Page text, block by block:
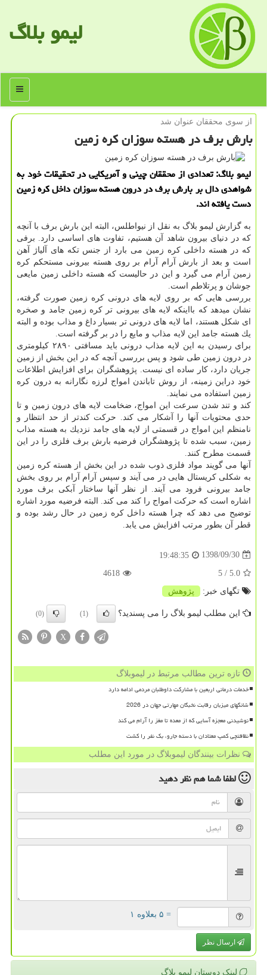
لیمو بلاگ
منو
از سوی محققان عنوان شد
بارش برف در هسته سوزان كره زمین
لیمو بلاگ: تعدادی از محققان چینی و آمریكایی در تحقیقات خود به
شواهدی دال بر بارش برف در درون هسته سوزان داخل كره زمین
دست یافته اند.
به گزارش لیمو بلاگ به نقل از نیواطلس، البته این بارش برف با آنچه
كه در دنیای بیرون شاهد آن هستیم، تفاوت های اساسی دارد. برفی
كه در هسته داخلی كره زمین می بارد از جنس تكه های آلیاژ آهن
است و بعد از بارش آرام آرام بر روی هسته بیرونی مستحكم كره
زمین آرام می گیرد و این در حالیست كه هسته داخلی زمین مایعی
جوشان و پرتلاطم است.
بررسی هایی كه بر روی لایه های درونی كره زمین صورت گرفته،
نشان میدهد كه بااینكه لایه های بیرونی تر كره زمین جامد و صخره
ای شكل هستند، اما لایه های درونی تر بسیار داغ و مذاب بوده و البته
یك هسته جامد این لایه مذاب و مایع را در بر گرفته است.
برای رسیدن به این لایه مذاب درونی باید مسافتی ۲۸۹۰ كیلومتری
در درون زمین طی شود و پس بررسی آنچه كه در این بخش از زمین
جریان دارد، كار ساده ای نیست. پژوهشگران برای افزایش اطلاعات
خود دراین زمینه، از روش تاباندن امواج لرزه نگارانه به درون كره
زمین استفاده می نمایند.
كند و تند شدن سرعت این امواج، ضخامت لایه های درون زمین و تا
حدی محتویات آنها را آشكار می كند. حركت كندتر از حد انتظار و
نامنظم این امواج در قسمتی از لایه های جامد نزدیك به هسته مذاب
زمین، سبب شده تا پژوهشگران فرضیه بارش برف فلزی را در این
قسمت مطرح كنند.
آنها می گویند مواد فلزی ذوب شده در این بخش از هسته كره زمین
به شكلی كریستال هایی در می آیند و سپس آرام آرام بر روی بخش
جامد بیرونی فرود می آیند. از نظر آنها ساختار آبكی برف مورد
اشاره است كه حركت امواج را كند می كند. البته فرضیه مورد اشاره
توضیح می دهد كه چرا هسته داخل كره زمین در حال رشد بوده و
قطر آن بطور مرتب افزایش می یابد.
1398/09/30
19:48:35
5.0
/ 5
4618
تگهای خبر:
پژوهش
این مطلب لیمو بلاگ را می پسندید؟ (1)
(0)
X
تازه ترین مطالب مرتبط در لیموبلاگ
خدمات درمانی اربعین با مشارکت داوطلبان مردمی ادامه دارد
شانگهای میزبان رقابت نخبگان مهارتی جهان در 2026
نوشیدنی معجزه آسایی که از معده تا مغز را آرام می کند
نظافتچی کمپ معتادان با دسته جارو، بک نفر را کشت
نظرات بینندگان لیموبلاگ در مورد این مطلب
لطفا شما همنظر دهید
= ۵ بعلاوه ۱
ارسال نظر
لینک دوستان لیمو بلاگ